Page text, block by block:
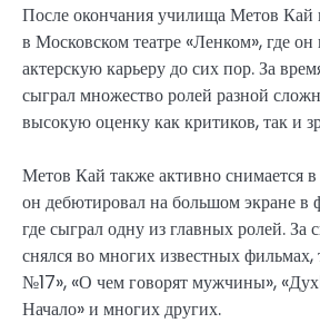
После окончания училища Метов Кай
в Московском театре «Ленком», где
актерскую карьеру до сих пор. За
сыграл множество ролей разной
высокую оценку как критиков, так и
Метов Кай также активно снимается
он дебютировал на большом экране в
где сыграл одну из главных ролей. За
снялся во многих известных фильмах,
№17», «О чем говорят мужчины»,
Начало» и многих других.